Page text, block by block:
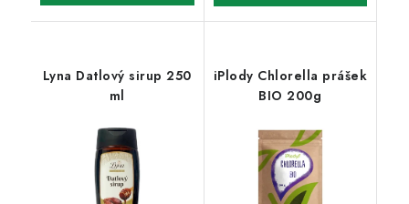
Lyna Datlový sirup 250
ml
iPlody Chlorella prášek
BIO 200g